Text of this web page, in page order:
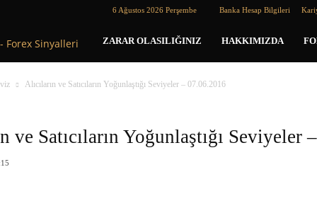
6 Ağustos 2026 Perşembe Banka Hesap Bilgileri
Forex
Koçu
ZARAR OLASILIĞINIZ HAKKIMIZDA
Alıcıların ve Satıcıların Yoğunlaştığı Seviyeler – 07.06.2016
ve Satıcıların Yoğunlaştığı Seviyeler